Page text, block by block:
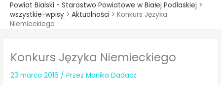
Powiat Bialski - Starostwo Powiatowe w Białej Podlaskiej >
wszystkie-wpisy > Aktualności > Konkurs Języka
Niemieckiego
Konkurs Języka Niemieckiego
23 marca 2016 / PrzezMonika Dadacz